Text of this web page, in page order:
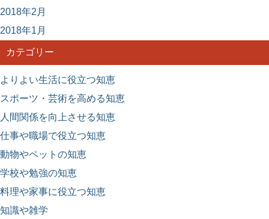
2018年2月
2018年1月
カテゴリー
よりよい生活に役立つ知恵
スポーツ・芸術を高める知恵
人間関係を向上させる知恵
仕事や職場で役立つ知恵
動物やペットの知恵
学校や勉強の知恵
料理や家事に役立つ知恵
知識や雑学